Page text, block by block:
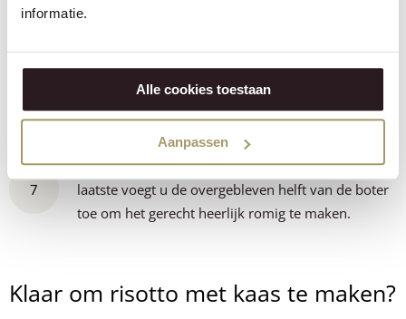
informatie.
Alle cookies toestaan
Aanpassen
Haal de pan van het vuur en voeg nu de Henri
Willig Baby Schapenkaas toe.
7
Maak het dan op smaak met zout en peper. Als
laatste voegt u de overgebleven helft van de boter
toe om het gerecht heerlijk romig te maken.
Klaar om risotto met kaas te maken?